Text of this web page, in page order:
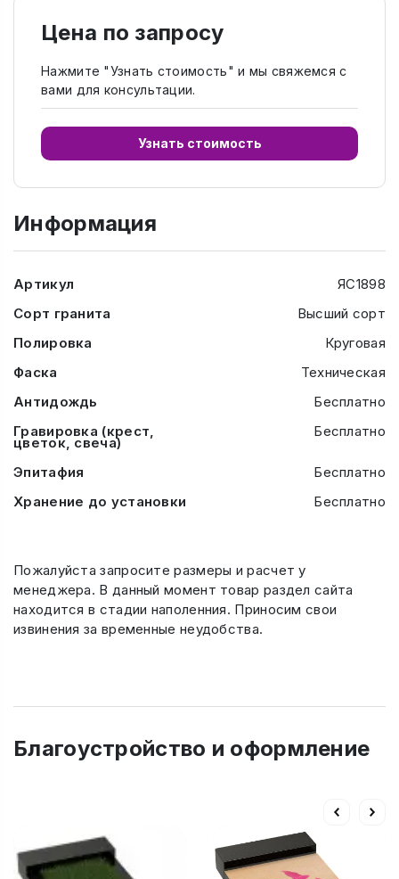
Цена по запросу
Нажмите "Узнать стоимость" и мы свяжемся с
вами для консультации.
Узнать стоимость
Информация
Артикул
ЯС1898
Сорт гранита
Высший сорт
Полировка
Круговая
Фаска
Техническая
Антидождь
Бесплатно
Гравировка (крест,
цветок, свеча)
Бесплатно
Эпитафия
Бесплатно
Хранение до установки
Бесплатно
Пожалуйста запросите размеры и расчет у
менеджера. В данный момент товар раздел сайта
находится в стадии наполенния. Приносим свои
извинения за временные неудобства.
Благоустройство и оформление